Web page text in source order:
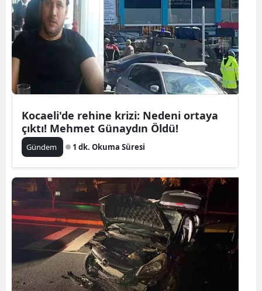
Kocaeli'de rehine krizi: Nedeni ortaya
çıktı! Mehmet Günaydın Öldü!
Gündem 1 dk. Okuma Süresi